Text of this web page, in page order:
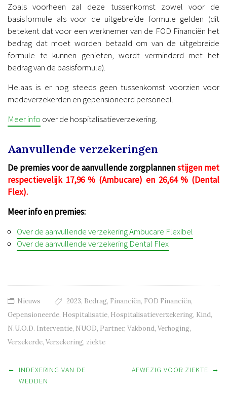
Zoals voorheen zal deze tussenkomst zowel voor de
basisformule als voor de uitgebreide formule gelden (dit
betekent dat voor een werknemer van de FOD Financiën het
bedrag dat moet worden betaald om van de uitgebreide
formule te kunnen genieten, wordt verminderd met het
bedrag van de basisformule).
Helaas is er nog steeds geen tussenkomst voorzien voor
medeverzekerden en gepensioneerd personeel.
Meer info over de hospitalisatieverzekering.
Aanvullende verzekeringen
De premies voor de aanvullende zorgplannenstijgen met
respectievelijk 17,96 % (Ambucare) en 26,64 % (Dental
Flex).
Meer info en premies:
Over de aanvullende verzekering Ambucare Flexibel
Over de aanvullende verzekering Dental Flex
Nieuws 2023, Bedrag, Financiën, FOD Financiën,
Gepensioneerde, Hospitalisatie, Hospitalisatieverzekering, Kind,
N.U.O.D. Interventie, NUOD, Partner, Vakbond, Verhoging,
Verzekerde, Verzekering, ziekte
Post navigation
←
INDEXERING VAN DE
WEDDEN
AFWEZIG VOOR ZIEKTE →